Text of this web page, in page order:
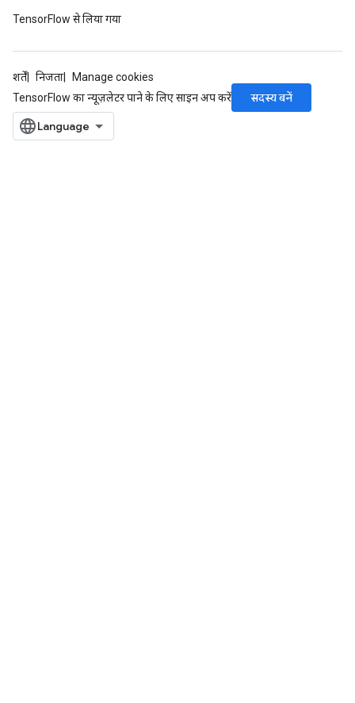
TensorFlow से लिया गया
शर्तें निजता
Manage cookies
TensorFlow का न्यूज़लेटर पाने के लिए साइन अप करें
सदस्य बनें